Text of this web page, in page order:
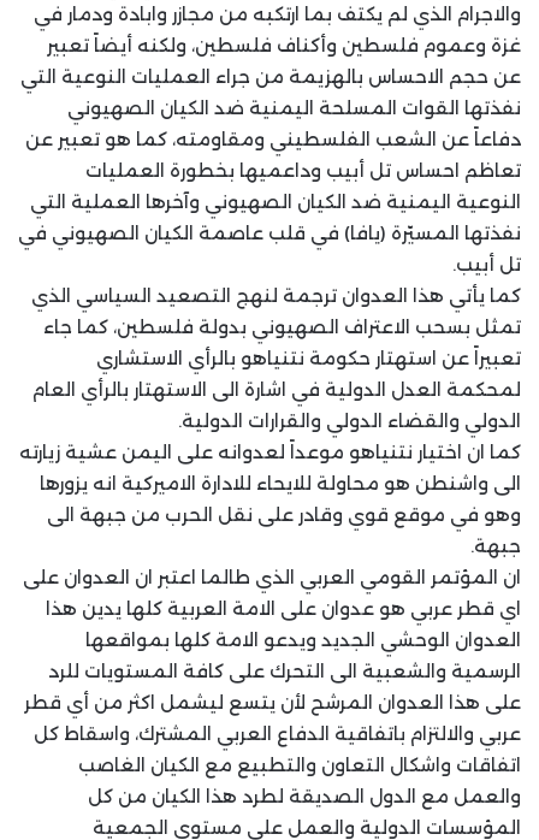
والاجرام الذي لم يكتف بما ارتكبه من مجازر وابادة ودمار في
غزة وعموم فلسطين وأكناف فلسطين، ولكنه أيضاً تعبير
عن حجم الاحساس بالهزيمة من جراء العمليات النوعية التي
نفذتها القوات المسلحة اليمنية ضد الكيان الصهيوني
دفاعاً عن الشعب الفلسطيني ومقاومته، كما هو تعبير عن
تعاظم احساس تل أبيب وداعميها بخطورة العمليات
النوعية اليمنية ضد الكيان الصهيوني وآخرها العملية التي
نفذتها المسيّرة (يافا) في قلب عاصمة الكيان الصهيوني في
تل أبيب.
كما يأتي هذا العدوان ترجمة لنهج التصعيد السياسي الذي
تمثل بسحب الاعتراف الصهيوني بدولة فلسطين، كما جاء
تعبيراً عن استهتار حكومة نتنياهو بالرأي الاستشاري
لمحكمة العدل الدولية في اشارة الى الاستهتار بالرأي العام
الدولي والقضاء الدولي والقرارات الدولية.
كما ان اختيار نتنياهو موعداً لعدوانه على اليمن عشية زيارته
الى واشنطن هو محاولة للايحاء للادارة الاميركية انه يزورها
وهو في موقع قوي وقادر على نقل الحرب من جبهة الى
جبهة.
ان المؤتمر القومي العربي الذي طالما اعتبر ان العدوان على
اي قطر عربي هو عدوان على الامة العربية كلها يدين هذا
العدوان الوحشي الجديد ويدعو الامة كلها بمواقعها
الرسمية والشعبية الى التحرك على كافة المستويات للرد
على هذا العدوان المرشح لأن يتسع ليشمل اكثر من أي قطر
عربي والالتزام باتفاقية الدفاع العربي المشترك، واسقاط كل
اتفاقات واشكال التعاون والتطبيع مع الكيان الغاصب
والعمل مع الدول الصديقة لطرد هذا الكيان من كل
المؤسسات الدولية والعمل على مستوى الجمعية